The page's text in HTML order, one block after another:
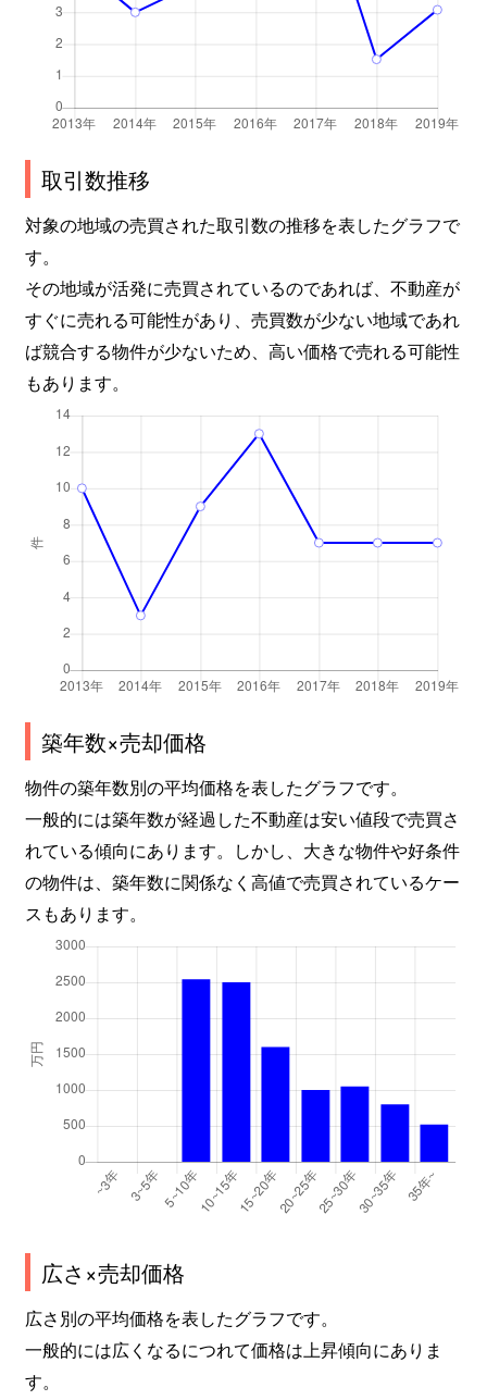
取引数推移
対象の地域の売買された取引数の推移を表したグラフで
す。
その地域が活発に売買されているのであれば、不動産が
すぐに売れる可能性があり、売買数が少ない地域であれ
ば競合する物件が少ないため、高い価格で売れる可能性
もあります。
築年数×売却価格
物件の築年数別の平均価格を表したグラフです。
一般的には築年数が経過した不動産は安い値段で売買さ
れている傾向にあります。しかし、大きな物件や好条件
の物件は、築年数に関係なく高値で売買されているケー
スもあります。
広さ×売却価格
広さ別の平均価格を表したグラフです。
一般的には広くなるにつれて価格は上昇傾向にありま
す。